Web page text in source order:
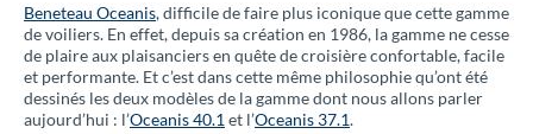
Beneteau Oceanis, difficile de faire plus iconique que cette gamme
de voiliers. En effet, depuis sa création en 1986, la gamme ne cesse
de plaire aux plaisanciers en quête de croisière confortable, facile
et performante. Et c’est dans cette même philosophie qu’ont été
dessinés les deux modèles de la gamme dont nous allons parler
aujourd’hui : l’Oceanis 40.1 et l’Oceanis 37.1.